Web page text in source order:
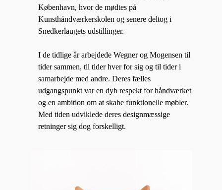
København, hvor de mødtes på
Kunsthåndværkerskolen og senere deltog i
Snedkerlaugets udstillinger.
I de tidlige år arbejdede Wegner og Mogensen til
tider sammen, til tider hver for sig og til tider i
samarbejde med andre. Deres fælles
udgangspunkt var en dyb respekt for håndværket
og en ambition om at skabe funktionelle møbler.
Med tiden udviklede deres designmæssige
retninger sig dog forskelligt.